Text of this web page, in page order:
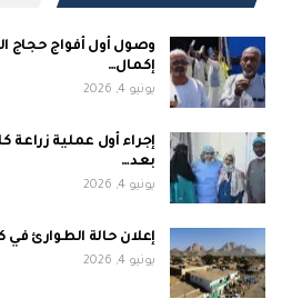
وصول أول أفواج حجاج
إكمال…
يونيو 4, 2026
إجراء أول عملية
بعد…
يونيو 4, 2026
إعلان حالة الطوارئ في
يونيو 4, 2026